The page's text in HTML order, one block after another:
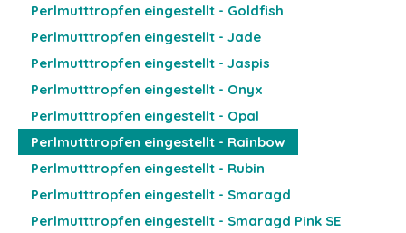
Perlmutttropfen eingestellt - Goldfish
Perlmutttropfen eingestellt - Jade
Perlmutttropfen eingestellt - Jaspis
Perlmutttropfen eingestellt - Onyx
Perlmutttropfen eingestellt - Opal
Perlmutttropfen eingestellt - Rainbow
Perlmutttropfen eingestellt - Rubin
Perlmutttropfen eingestellt - Smaragd
Perlmutttropfen eingestellt - Smaragd Pink SE